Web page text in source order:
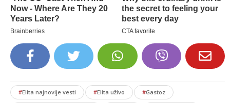
#Elita najnovije vesti #Elita uživo #Gastoz